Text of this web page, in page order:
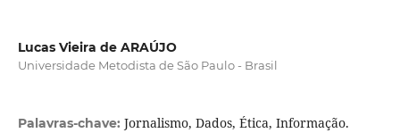
Lucas Vieira de ARAÚJO
Universidade Metodista de São Paulo - Brasil
Palavras-chave: Jornalismo, Dados, Ética, Informação.